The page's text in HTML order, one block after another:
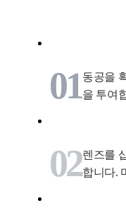
01동공을
을 투여
02렌즈를
합니다.